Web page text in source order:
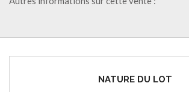
NATURE DU LOT